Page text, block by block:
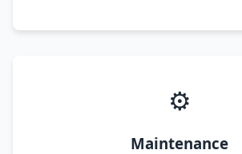
⚙️
Maintenance